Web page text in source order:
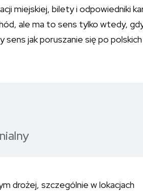
miejskiej, bilety i odpowiedniki
ale ma to sens tylko wtedy,
sens jak poruszanie się po
drożej, szczególnie w lokacjach